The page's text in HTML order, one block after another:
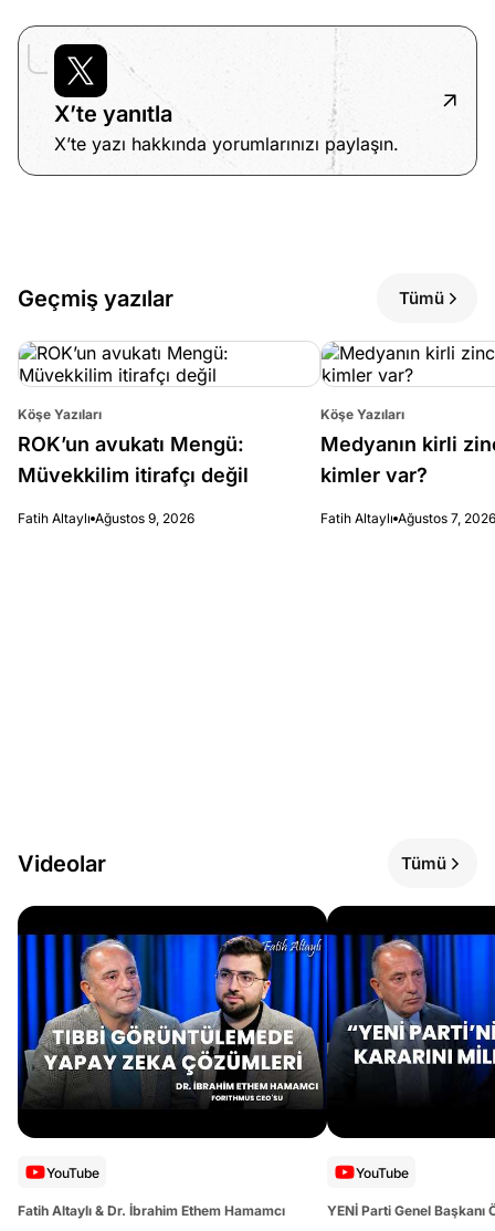
X’te yanıtla
X’te yazı hakkında yorumlarınızı paylaşın.
Geçmiş yazılar Tümü
Köşe Yazıları
ROK’un avukatı Mengü:
Müvekkilim itirafçı değil
Fatih Altaylı Ağustos 9, 2026
Köşe Yazıları
Medyanın kirli
kimler var?
Fatih Altaylı Ağustos 7, 2026
Videolar Tümü
YouTube
Fatih Altaylı & Dr. İbrahim Ethem Hamamcı
YouTube
YENİ Parti Genel Başkanı